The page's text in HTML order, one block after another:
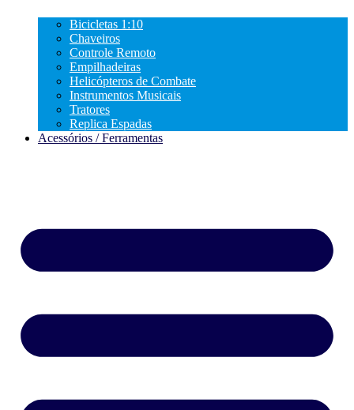
Bicicletas 1:10
Chaveiros
Controle Remoto
Empilhadeiras
Helicópteros de Combate
Instrumentos Musicais
Tratores
Replica Espadas
Acessórios / Ferramentas